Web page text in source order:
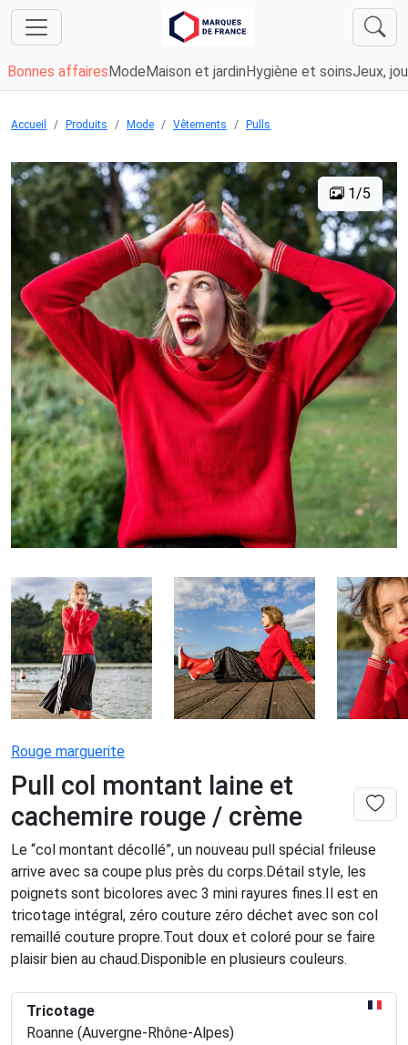
Bonnes affaires Mode Maison et jardin Hygiène et soinsJeux,
Accueil Produits Mode Vêtements Pulls
1/5
Rouge marguerite
Pull col montant laine et
cachemire rouge / crème
Le “col montant décollé”, un nouveau pull spécial frileuse
arrive avec sa coupe plus près du corps.Détail style, les
poignets sont bicolores avec 3 mini rayures fines.Il est en
tricotage intégral, zéro couture zéro déchet avec son col
remaillé couture propre.Tout doux et coloré pour se faire
plaisir bien au chaud.Disponible en plusieurs couleurs.
Tricotage
Roanne (Auvergne-Rhône-Alpes)